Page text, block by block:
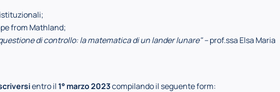
from Mathland;
di controllo: la matematica di un lander lunare" –prof.ssa Elsa Maria
entro il 1° marzo 2023compilando il seguente form: